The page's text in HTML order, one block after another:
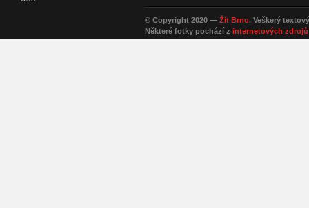
© Copyright 2020 — Žít Brno. Veškerý
Některé fotky pochází z internetových